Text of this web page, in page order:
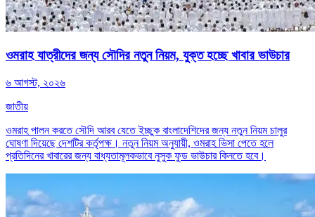
ওমরাহ যাত্রীদের জন্য সৌদির নতুন নিয়ম, যুক্ত হচ্ছে খাবার ভাউচার
৬ আগস্ট, ২০২৬
জাতীয়
ওমরাহ পালন করতে সৌদি আরব যেতে ইচ্ছুক বাংলাদেশিদের জন্য নতুন নিয়ম চালুর
ঘোষণা দিয়েছে দেশটির কর্তৃপক্ষ। নতুন নিয়ম অনুযায়ী, ওমরাহ ভিসা পেতে হলে
প্রতিদিনের খাবারের জন্য বাধ্যতামূলকভাবে নুসুক ফুড ভাউচার কিনতে হবে।